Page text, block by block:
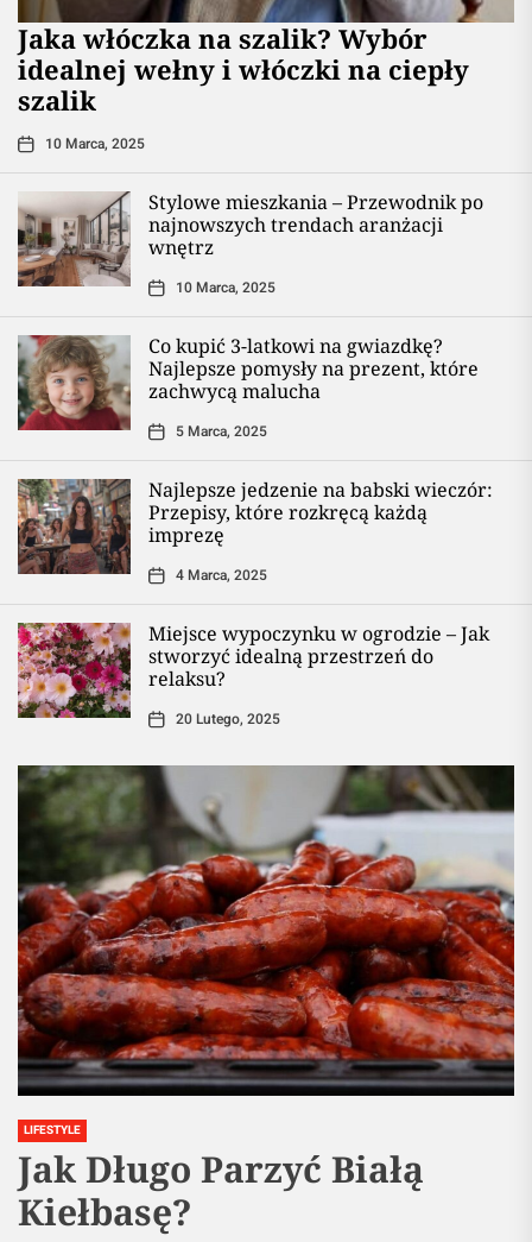
Jaka włóczka na szalik? Wybór
idealnej wełny i włóczki na ciepły
szalik
10 Marca, 2025
Stylowe mieszkania – Przewodnik po
najnowszych trendach aranżacji
wnętrz
10 Marca, 2025
Co kupić 3-latkowi na gwiazdkę?
Najlepsze pomysły na prezent, które
zachwycą malucha
5 Marca, 2025
Najlepsze jedzenie na babski wieczór:
Przepisy, które rozkręcą każdą
imprezę
4 Marca, 2025
Miejsce wypoczynku w ogrodzie – Jak
stworzyć idealną przestrzeń do
relaksu?
20 Lutego, 2025
LIFESTYLE
Jak Długo Parzyć Białą
Kiełbasę?